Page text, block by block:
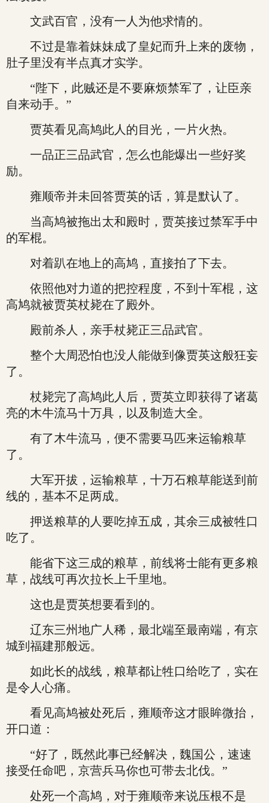
文武百官，没有一人为他求情的。
不过是靠着妹妹成了皇妃而升上来的废物，
肚子里没有半点真才实学。
“陛下，此贼还是不要麻烦禁军了，让臣亲
自来动手。”
贾英看见高鸠此人的目光，一片火热。
一品正三品武官，怎么也能爆出一些好奖
励。
雍顺帝并未回答贾英的话，算是默认了。
当高鸠被拖出太和殿时，贾英接过禁军手中
的军棍。
对着趴在地上的高鸠，直接拍了下去。
依照他对力道的把控程度，不到十军棍，这
高鸠就被贾英杖毙在了殿外。
殿前杀人，亲手杖毙正三品武官。
整个大周恐怕也没人能做到像贾英这般狂妄
了。
杖毙完了高鸠此人后，贾英立即获得了诸葛
亮的木牛流马十万具，以及制造大全。
有了木牛流马，便不需要马匹来运输粮草
了。
大军开拔，运输粮草，十万石粮草能送到前
线的，基本不足两成。
押送粮草的人要吃掉五成，其余三成被牲口
吃了。
能省下这三成的粮草，前线将士能有更多粮
草，战线可再次拉长上千里地。
这也是贾英想要看到的。
辽东三州地广人稀，最北端至最南端，有京
城到福建那般远。
如此长的战线，粮草都让牲口给吃了，实在
是令人心痛。
看见高鸠被处死后，雍顺帝这才眼眸微抬，
开口道：
“好了，既然此事已经解决，魏国公，速速
接受任命吧，京营兵马你也可带去北伐。”
处死一个高鸠，对于雍顺帝来说压根不是